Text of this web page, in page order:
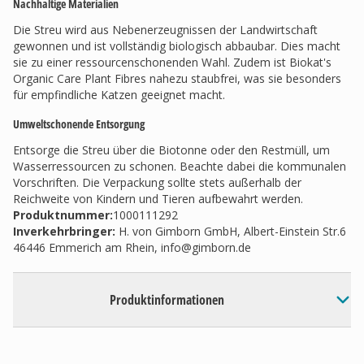
Nachhaltige Materialien
Die Streu wird aus Nebenerzeugnissen der Landwirtschaft
gewonnen und ist vollständig biologisch abbaubar. Dies macht
sie zu einer ressourcenschonenden Wahl. Zudem ist Biokat's
Organic Care Plant Fibres nahezu staubfrei, was sie besonders
für empfindliche Katzen geeignet macht.
Umweltschonende Entsorgung
Entsorge die Streu über die Biotonne oder den Restmüll, um
Wasserressourcen zu schonen. Beachte dabei die kommunalen
Vorschriften. Die Verpackung sollte stets außerhalb der
Reichweite von Kindern und Tieren aufbewahrt werden.
Produktnummer:1000111292
Inverkehrbringer: H. von Gimborn GmbH, Albert-Einstein Str.6
46446 Emmerich am Rhein, info@gimborn.de
Produktinformationen